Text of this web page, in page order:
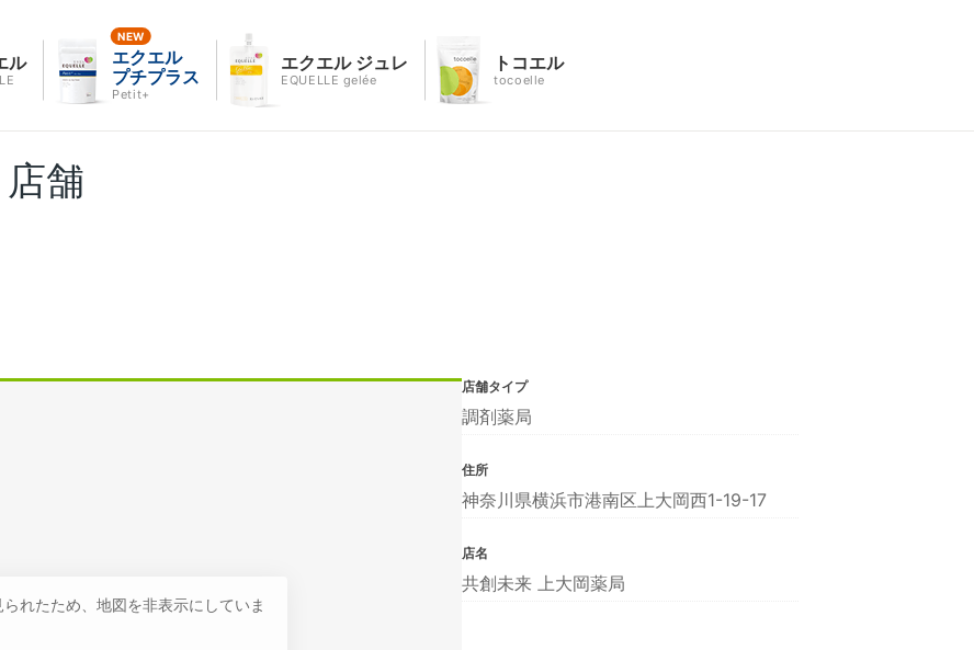
ル
エクエル
プチプラス
Petit+
エクエル ジュレ
EQUELLE gelée
トコエル
tocoelle
舗
れたため、地図を非表示にしていま
店舗タイプ
調剤薬局
住所
神奈川県横浜市港南区上大岡西1-19-17
店名
共創未来 上大岡薬局